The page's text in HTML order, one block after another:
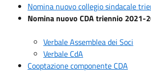
Nomina nuovo collegio sindacale
Nomina nuovo CDA triennio 2021-
Verbale Assemblea dei Soci
Verbale CdA
Cooptazione componente CDA